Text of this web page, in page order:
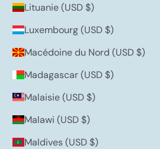
Lituanie (USD $)
Luxembourg (USD $)
Macédoine du Nord (USD $)
Madagascar (USD $)
Malaisie (USD $)
Malawi (USD $)
Maldives (USD $)